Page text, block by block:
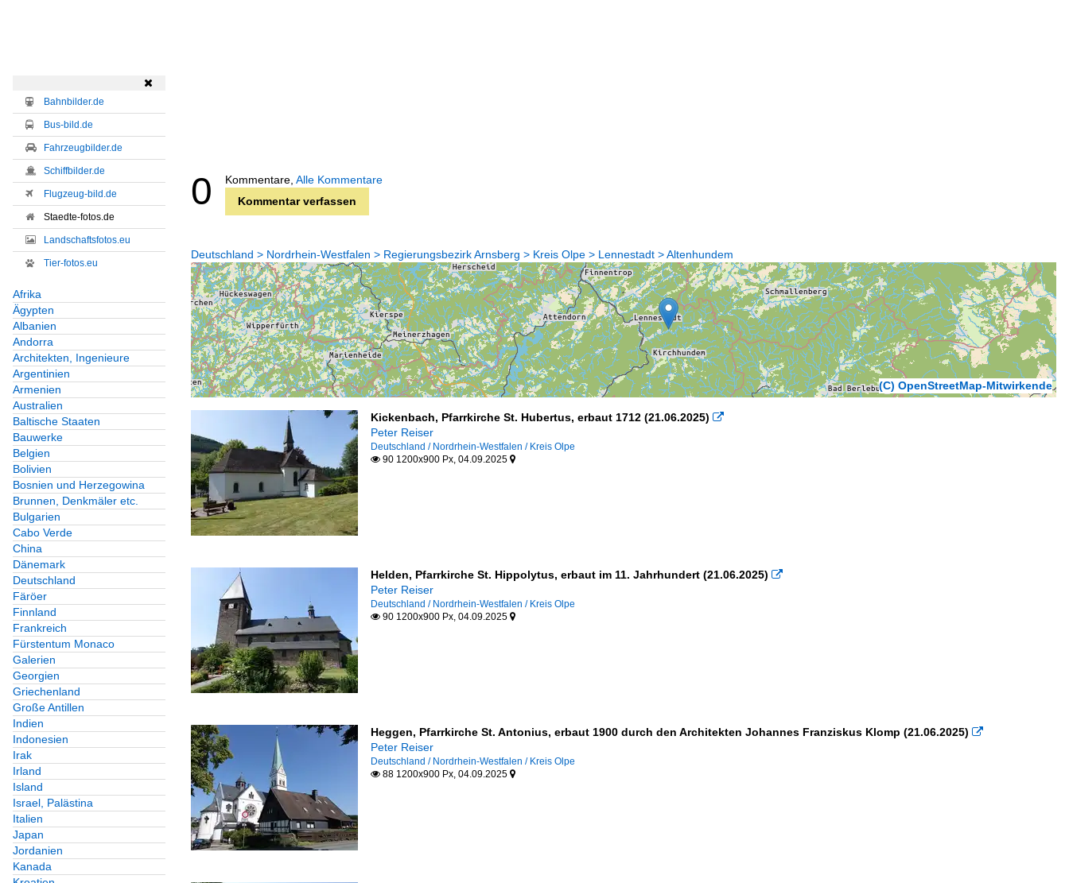

Bahnbilder.de
Bus-bild.de
Fahrzeugbilder.de
Schiffbilder.de
Flugzeug-bild.de
Staedte-fotos.de
Landschaftsfotos.eu
Tier-fotos.eu
Afrika
Ägypten
Albanien
Andorra
Architekten, Ingenieure
Argentinien
Armenien
Australien
Baltische Staaten
Bauwerke
Belgien
Bolivien
Bosnien und Herzegowina
Brunnen, Denkmäler etc.
Bulgarien
Cabo Verde
China
Dänemark
Deutschland
Färöer
Finnland
Frankreich
Fürstentum Monaco
Galerien
Georgien
Griechenland
Große Antillen
Indien
Indonesien
Irak
Irland
Island
Israel, Palästina
Italien
Japan
Jordanien
Kanada
0 Kommentare, Alle Kommentare
Kommentar verfassen
Deutschland > Nordrhein-Westfalen > Regierungsbezirk Arnsberg > Kreis Olpe > Lennestadt > Altenhundem
(C) OpenStreetMap-Mitwirkende
Kickenbach, Pfarrkirche St. Hubertus, erbaut 1712 (21.06.2025) 
Peter Reiser
Deutschland / Nordrhein-Westfalen / Kreis Olpe
90 1200x900 Px, 04.09.2025 
Helden, Pfarrkirche St. Hippolytus, erbaut im 11. Jahrhundert (21.06.2025) 
Peter Reiser
Deutschland / Nordrhein-Westfalen / Kreis Olpe
90 1200x900 Px, 04.09.2025 
Heggen, Pfarrkirche St. Antonius, erbaut 1900 durch den Architekten Johannes Franziskus Klomp (21.06.2025) 
Peter Reiser
Deutschland / Nordrhein-Westfalen / Kreis Olpe
88 1200x900 Px, 04.09.2025 